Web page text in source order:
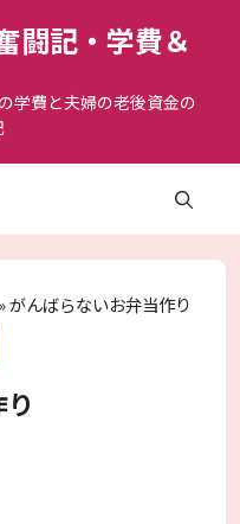
闘記・学費＆
学費と夫婦の老後資金の
»がんばらないお弁当作り